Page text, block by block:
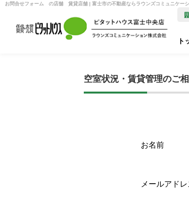
ト
空室状況・賃貸管理のご
お名前
メールアドレ